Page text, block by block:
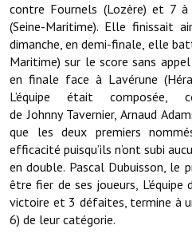
Numéros d'urgence
Terrains et maisons à vendre
VOTRE MAIRIE
Elus et agents
L'équipe municipale
Le personnel municipal
Les moyens financiers
contre Fournels (Lozère) et 7
(Seine-Maritime). Elle finissait
dimanche, en demi-finale, elle
Maritime) sur le score sans
en finale face à Lavérune
L’équipe était composée,
de Johnny Tavernier, Arnaud
que les deux premiers
efficacité puisqu’ils n’ont subi
en double. Pascal Dubuisson, le
être fier de ses joueurs, L’équipe
victoire et 3 défaites, termine à
6) de leur catégorie.